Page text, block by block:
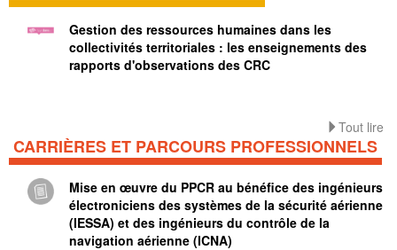
Gestion des ressources humaines dans les
collectivités territoriales : les enseignements des
rapports d'observations des CRC
Tout lire
CARRIÈRES ET PARCOURS PROFESSIONNELS
Mise en œuvre du PPCR au bénéfice des ingénieurs
électroniciens des systèmes de la sécurité aérienne
(IESSA) et des ingénieurs du contrôle de la
navigation aérienne (ICNA)